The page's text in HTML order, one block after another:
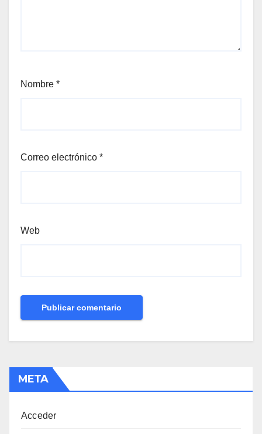
Nombre *
Correo electrónico *
Web
META
Acceder